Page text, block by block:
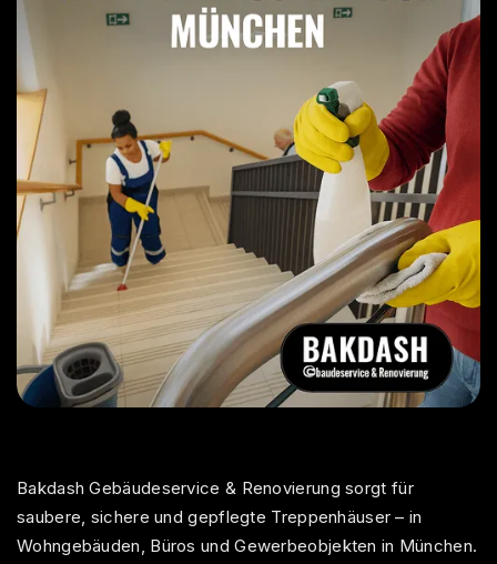
Bakdash Gebäudeservice & Renovierung sorgt für
saubere, sichere und gepflegte Treppenhäuser – in
Wohngebäuden, Büros und Gewerbeobjekten in München.